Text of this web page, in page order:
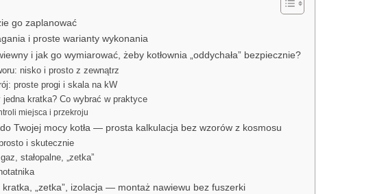
go zaplanować
i proste warianty wykonania
i jak go wymiarować, żeby kotłownia „oddychała” bezpiecznie?
nisko i prosto z zewnątrz
proste progi i skala na kW
kratka? Co wybrać w praktyce
miejsca i przekroju
Twojej mocy kotła — prosta kalkulacja bez wzorów z kosmosu
i skutecznie
stałopalne, „zetka”
kratka, „zetka”, izolacja — montaż nawiewu bez fuszerki